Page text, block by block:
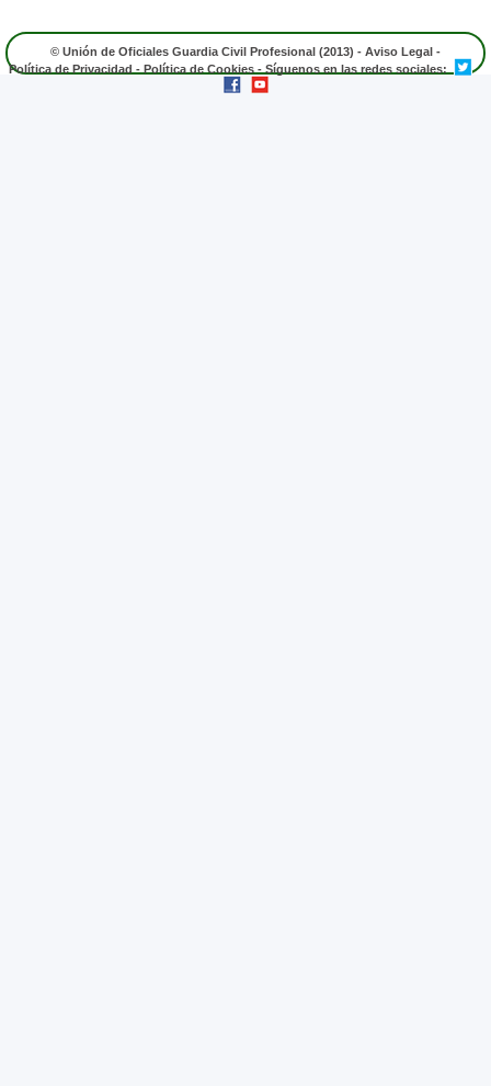
© Unión de Oficiales Guardia Civil Profesional (2013) - Aviso Legal -
Política de Privacidad - Política de Cookies - Síguenos en las redes sociales: